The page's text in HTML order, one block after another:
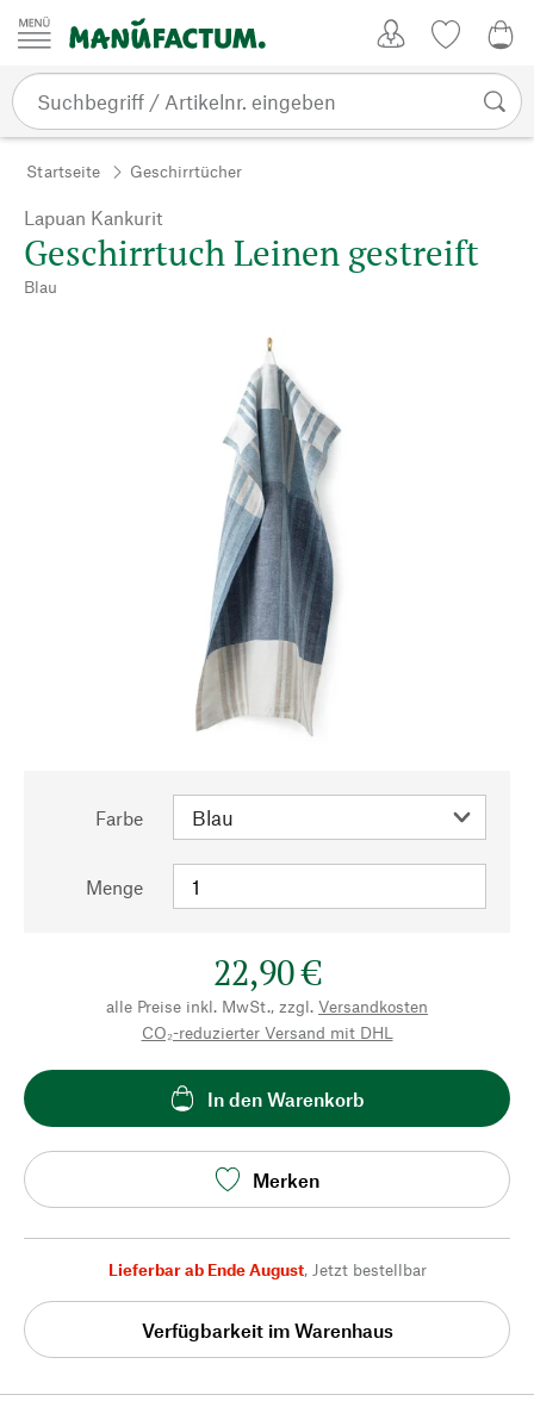
Zum Inhalt springen
Startseite Geschirrtücher
Lapuan Kankurit
Geschirrtuch Leinen gestreift
Blau
Farbe
Menge
22,90 €
alle Preise inkl. MwSt., zzgl. Versandkosten
CO₂-reduzierter Versand mit DHL
In den Warenkorb
Merken
Lieferbar ab Ende August, Jetzt bestellbar
Verfügbarkeit im Warenhaus